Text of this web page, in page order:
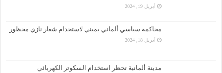
أبريل 19, 2024
محاكمة سياسي ألماني يميني لاستخدام شعار نازي محظور
أبريل 18, 2024
مدينة ألمانية تحظر استخدام السكوتر الكهربائي